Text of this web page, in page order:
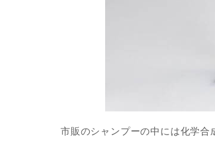
市販のシャンプーの中には化学合